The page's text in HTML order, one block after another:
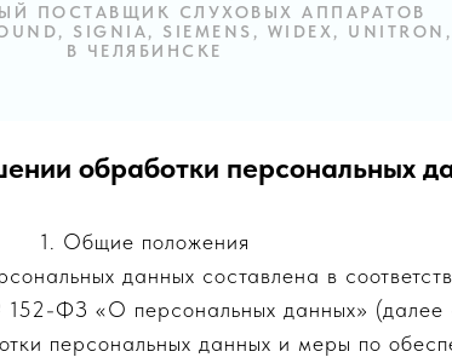
ПОСТАВЩИК СЛУХОВЫХ АППАРАТОВ
SIGNIA, SIEMENS, WIDEX,
В ЧЕЛЯБИНСКЕ
обработки персональных
1. Общие положения
данных составлена в
ФЗ «О персональных данных» (далее
персональных данных и меры по